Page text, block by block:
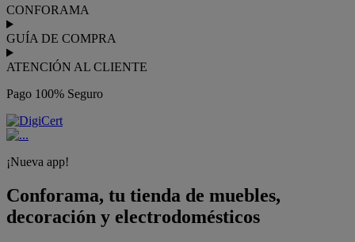
CONFORAMA
GUÍA DE COMPRA
ATENCIÓN AL CLIENTE
Pago 100% Seguro
¡Nueva app!
Conforama, tu tienda de muebles,
decoración y electrodomésticos